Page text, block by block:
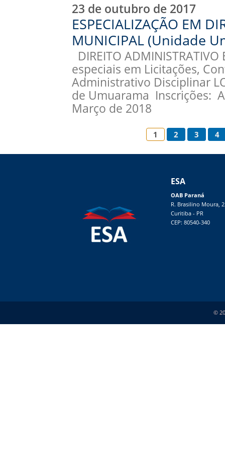
23 de outubro de 2017
ESPECIALIZAÇÃO EM
MUNICIPAL (Unidade
DIREITO
especiais em Licitações,
Administrativo Disciplinar
de Umuarama Inscrições:
Março de 2018
1 2 3 4
ESA
OAB Paraná
R. Brasilino Moura,
Curitiba - PR
CEP: 80540-340
©